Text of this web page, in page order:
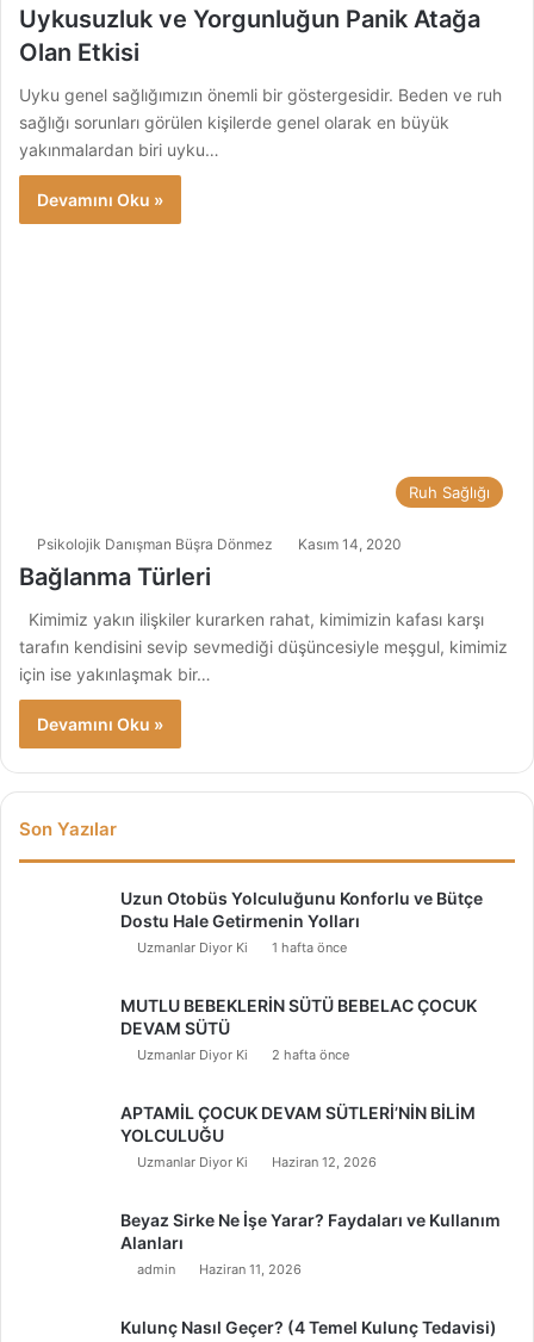
Uykusuzluk ve Yorgunluğun Panik Atağa
Olan Etkisi
Uyku genel sağlığımızın önemli bir göstergesidir. Beden ve ruh
sağlığı sorunları görülen kişilerde genel olarak en büyük
yakınmalardan biri uyku…
Devamını Oku »
Ruh Sağlığı
Psikolojik Danışman Büşra Dönmez Kasım 14, 2020
Bağlanma Türleri
Kimimiz yakın ilişkiler kurarken rahat, kimimizin kafası karşı
tarafın kendisini sevip sevmediği düşüncesiyle meşgul, kimimiz
için ise yakınlaşmak bir…
Devamını Oku »
Son Yazılar
Uzun Otobüs Yolculuğunu Konforlu ve Bütçe
Dostu Hale Getirmenin Yolları
Uzmanlar Diyor Ki 1 hafta önce
MUTLU BEBEKLERİN SÜTÜ BEBELAC ÇOCUK
DEVAM SÜTÜ
Uzmanlar Diyor Ki 2 hafta önce
APTAMİL ÇOCUK DEVAM SÜTLERİ’NİN BİLİM
YOLCULUĞU
Uzmanlar Diyor Ki Haziran 12, 2026
Beyaz Sirke Ne İşe Yarar? Faydaları ve Kullanım
Alanları
admin Haziran 11, 2026
Kulunç Nasıl Geçer? (4 Temel Kulunç Tedavisi)